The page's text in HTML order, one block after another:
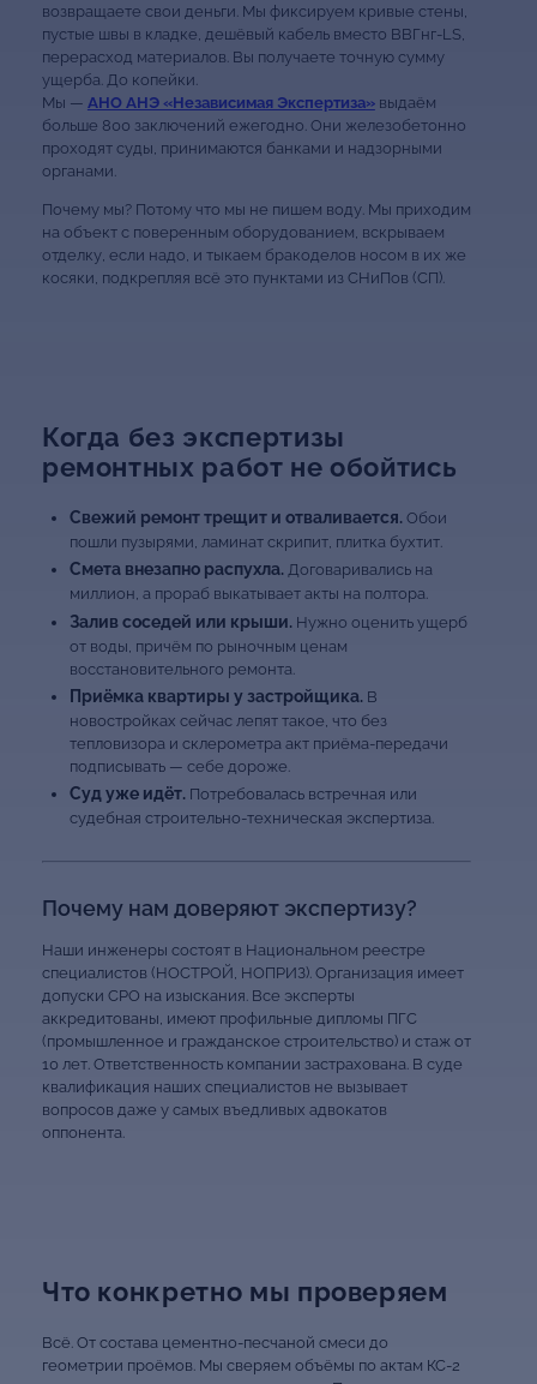
возвращаете свои деньги. Мы фиксируем кривые стены,
пустые швы в кладке, дешёвый кабель вместо ВВГнг-LS,
перерасход материалов. Вы получаете точную сумму
ущерба. До копейки.
Мы — АНО АНЭ «Независимая Экспертиза»выдаём
больше 800 заключений ежегодно. Они железобетонно
проходят суды, принимаются банками и надзорными
органами.
Почему мы? Потому что мы не пишем воду. Мы приходим
на объект с поверенным оборудованием, вскрываем
отделку, если надо, и тыкаем бракоделов носом в их же
косяки, подкрепляя всё это пунктами из СНиПов (СП).
Когда без экспертизы
ремонтных работ не обойтись
Свежий ремонт трещит и отваливается. Обои
пошли пузырями, ламинат скрипит, плитка бухтит.
Смета внезапно распухла. Договаривались на
миллион, а прораб выкатывает акты на полтора.
Залив соседей или крыши. Нужно оценить ущерб
от воды, причём по рыночным ценам
восстановительного ремонта.
Приёмка квартиры у застройщика. В
новостройках сейчас лепят такое, что без
тепловизора и склерометра акт приёма-передачи
подписывать — себе дороже.
Суд уже идёт.Потребовалась встречная или
судебная строительно-техническая экспертиза.
Почему нам доверяют экспертизу?
Наши инженеры состоят в Национальном реестре
специалистов (НОСТРОЙ, НОПРИЗ). Организация имеет
допуски СРО на изыскания. Все эксперты
аккредитованы, имеют профильные дипломы ПГС
(промышленное и гражданское строительство) и стаж от
10 лет. Ответственность компании застрахована. В суде
квалификация наших специалистов не вызывает
вопросов даже у самых въедливых адвокатов
оппонента.
Что конкретно мы проверяем
Всё. От состава цементно-песчаной смеси до
геометрии проёмов. Мы сверяем объёмы по актам КС-2